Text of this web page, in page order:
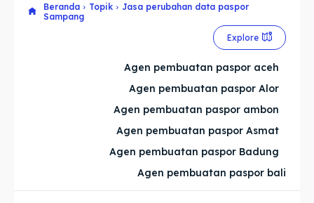
Explore our destinations
Explore our destinations
Beranda Topik
Jasa perubahan data paspor
Sampang
Explore
Agen pembuatan paspor aceh
Agen pembuatan paspor Alor
Agen pembuatan paspor ambon
Agen pembuatan paspor Asmat
Agen pembuatan paspor Badung
Agen pembuatan paspor bali